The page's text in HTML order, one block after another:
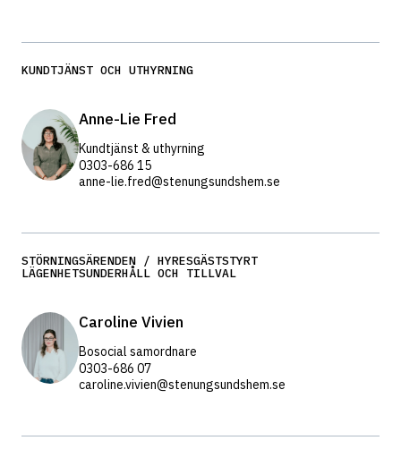
KUNDTJÄNST OCH UTHYRNING
Anne-Lie Fred
Kundtjänst & uthyrning
0303-686 15
anne-lie.fred@stenungsundshem.se
STÖRNINGSÄRENDEN / HYRESGÄSTSTYRT
LÄGENHETSUNDERHÅLL OCH TILLVAL
Caroline Vivien
Bosocial samordnare
0303-686 07
caroline.vivien@stenungsundshem.se